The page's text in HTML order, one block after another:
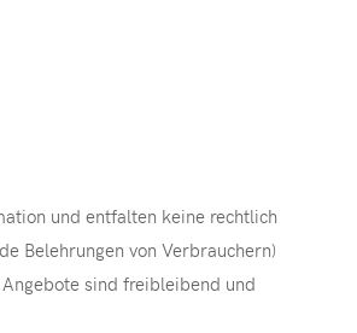
und entfalten keine rechtlich
Belehrungen von Verbrauchern)
sind freibleibend und